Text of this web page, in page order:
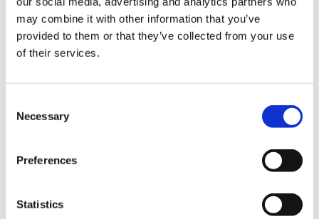
may combine it with other information that you’ve
provided to them or that they’ve collected from your use
of their services.
Selection
Necessary
Preferences
Statistics
1,700円(税込)
モンスターハンター20周年-大狩猟展- アクリルスタンド／